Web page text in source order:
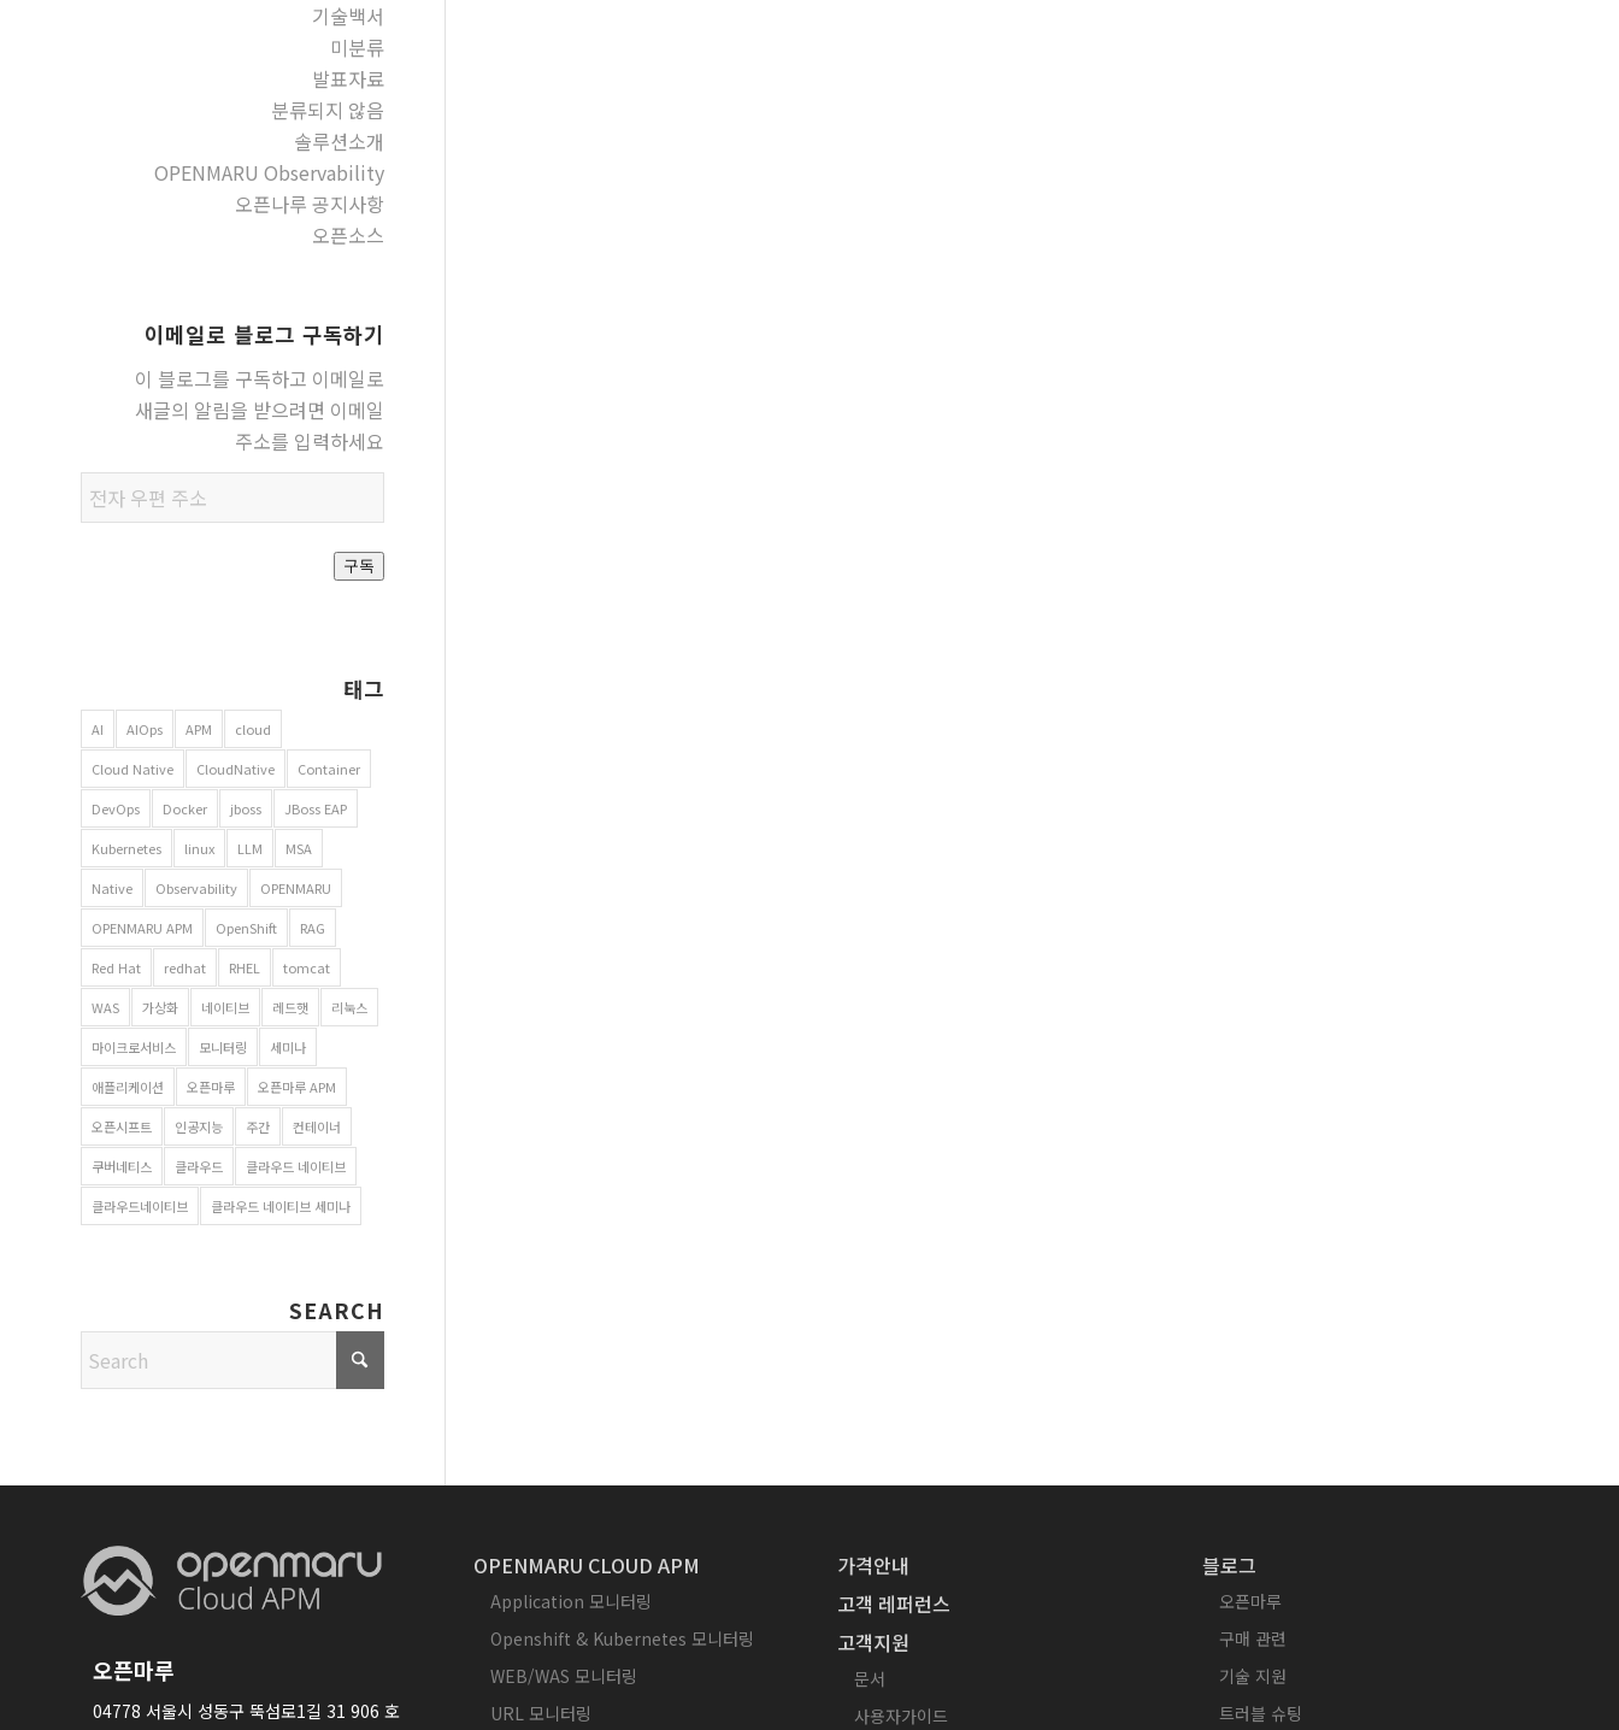
기술백서
미분류
발표자료
분류되지 않음
솔루션소개
OPENMARU Observability
오픈나루 공지사항
오픈소스
이메일로 블로그 구독하기
이 블로그를 구독하고 이메일로
새글의 알림을 받으려면 이메일
주소를 입력하세요
우편
주소
구독
태그
AI AIOps APM cloud
Cloud Native CloudNative Container
DevOps Docker jboss JBoss EAP
Kubernetes linux LLM MSA
Native Observability OPENMARU
OPENMARU APM OpenShift RAG
Red Hat redhat RHEL tomcat
WAS 가상화 네이티브 레드햇 리눅스
마이크로서비스 모니터링 세미나
애플리케이션 오픈마루 오픈마루 APM
오픈시프트 인공지능 주간 컨테이너
쿠버네티스 클라우드 클라우드 네이티브
클라우드네이티브 클라우드 네이티브 세미나
SEARCH
오픈마루
04778 서울시 성동구 뚝섬로1길 31 906 호
OPENMARU CLOUD APM
Application 모니터링
Openshift & Kubernetes 모니터링
WEB/WAS 모니터링
URL 모니터링
가격안내
고객 레퍼런스
고객지원
문서
사용자가이드
블로그
오픈마루
구매 관련
기술 지원
트러블 슈팅